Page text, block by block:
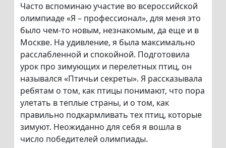
Часто вспоминаю участие во всероссийской
олимпиаде «Я – профессионал», для меня это
было чем-то новым, незнакомым, да еще и в
Москве. На удивление, я была максимально
расслабленной и спокойной. Подготовила
урок про зимующих и перелетных птиц, он
назывался «Птичьи секреты». Я рассказывала
ребятам о том, как птицы понимают, что пора
улетать в теплые страны, и о том, как
правильно подкармливать тех птиц, которые
зимуют. Неожиданно для себя я вошла в
число победителей олимпиады.